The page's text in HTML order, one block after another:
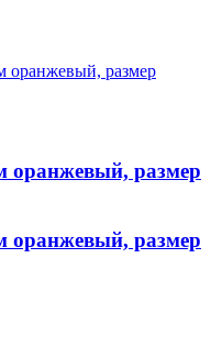
оранжевый, размер
оранжевый, размер